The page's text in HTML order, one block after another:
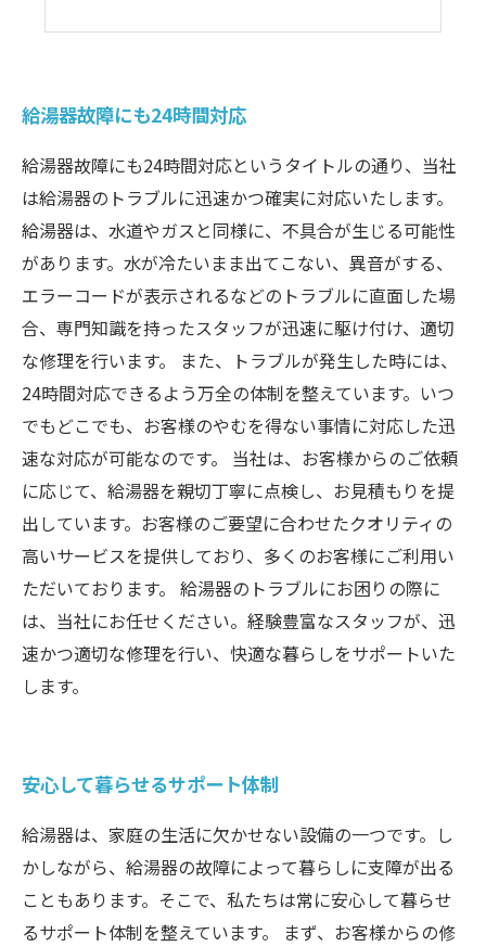
給湯器故障にも24時間対応
給湯器故障にも24時間対応というタイトルの通り、当社
は給湯器のトラブルに迅速かつ確実に対応いたします。
給湯器は、水道やガスと同様に、不具合が生じる可能性
があります。水が冷たいまま出てこない、異音がする、
エラーコードが表示されるなどのトラブルに直面した場
合、専門知識を持ったスタッフが迅速に駆け付け、適切
な修理を行います。 また、トラブルが発生した時には、
24時間対応できるよう万全の体制を整えています。いつ
でもどこでも、お客様のやむを得ない事情に対応した迅
速な対応が可能なのです。 当社は、お客様からのご依頼
に応じて、給湯器を親切丁寧に点検し、お見積もりを提
出しています。お客様のご要望に合わせたクオリティの
高いサービスを提供しており、多くのお客様にご利用い
ただいております。 給湯器のトラブルにお困りの際に
は、当社にお任せください。経験豊富なスタッフが、迅
速かつ適切な修理を行い、快適な暮らしをサポートいた
します。
安心して暮らせるサポート体制
給湯器は、家庭の生活に欠かせない設備の一つです。し
かしながら、給湯器の故障によって暮らしに支障が出る
こともあります。そこで、私たちは常に安心して暮らせ
るサポート体制を整えています。 まず、お客様からの修